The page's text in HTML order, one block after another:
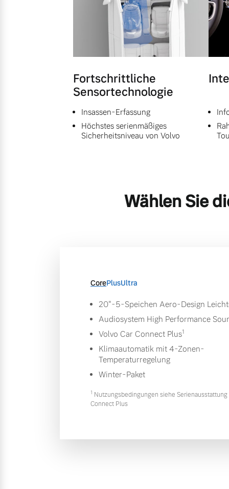
Fortschrittliche
Sensortechnologie
Insassen-Erfassung
Höchstes serienmäßiges
Sicherheitsniveau von Volvo
Wählen Sie
CorePlusUltra
20"-5-Speichen Aero-Design
Audiosystem High Performance
Volvo Car Connect Plus1
Klimaautomatik mit 4-Zonen-
Temperaturregelung
Winter-Paket
1 Nutzungsbedingungen siehe Serienausstattung
Connect Plus